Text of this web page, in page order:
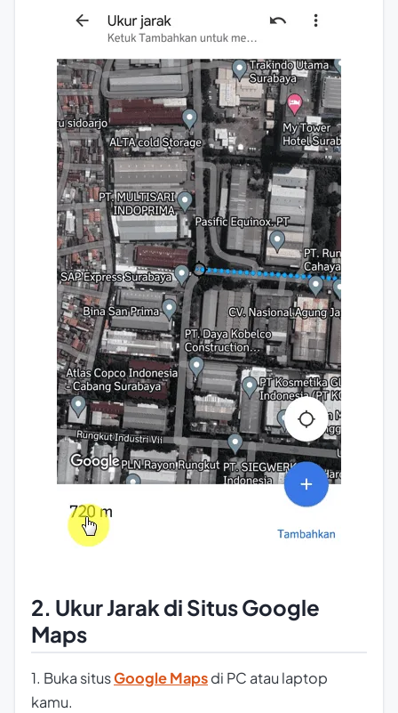
2. Ukur Jarak di Situs Google
Maps
1. Buka situsGoogle Mapsdi PC atau laptop
kamu.